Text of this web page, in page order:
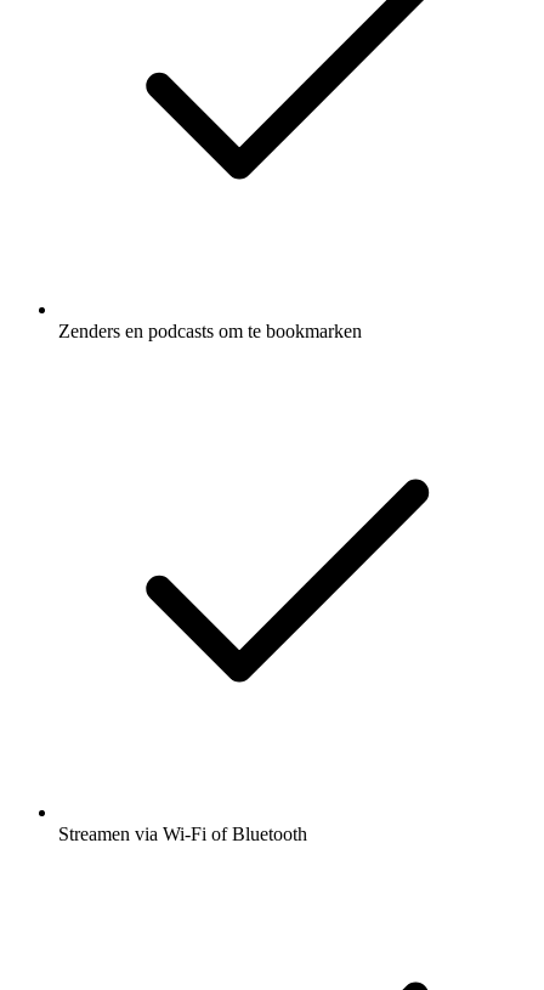
Zenders en podcasts om te bookmarken
Streamen via Wi-Fi of Bluetooth